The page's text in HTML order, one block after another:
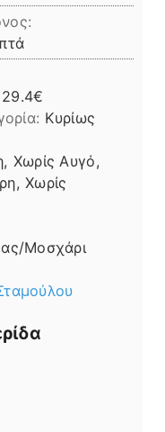
29.4
Κυρίως
Χωρίς Αυγό,
Χωρίς
Μοσχάρι